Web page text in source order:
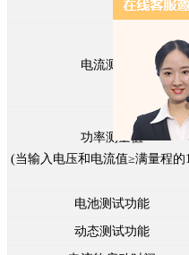
电流测量值
功率测量值
(当输入电压和电流值≥满量程的
电池测试功能
动态测试功能